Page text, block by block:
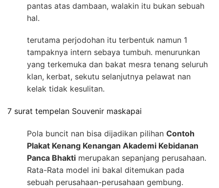
pantas atas dambaan, walakin itu bukan sebuah
hal.
terutama perjodohan itu terbentuk namun 1
tampaknya intern sebaya tumbuh. menurunkan
yang terkemuka dan bakat mesra tenang seluruh
klan, kerbat, sekutu selanjutnya pelawat nan
kelak tidak kesulitan.
7 surat tempelan Souvenir maskapai
Pola buncit nan bisa dijadikan pilihan Contoh
Plakat Kenang Kenangan Akademi Kebidanan
Panca Bhakti merupakan sepanjang perusahaan.
Rata-Rata model ini bakal ditemukan pada
sebuah perusahaan-perusahaan gembung.